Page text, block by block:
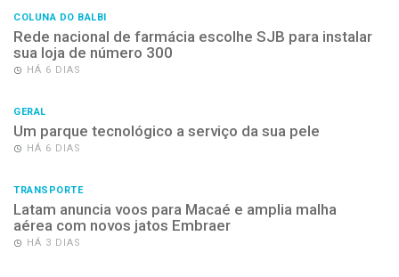
COLUNA DO BALBI
Rede nacional de farmácia escolhe SJB para instalar
sua loja de número 300
HÁ 6 DIAS
GERAL
Um parque tecnológico a serviço da sua pele
HÁ 6 DIAS
TRANSPORTE
Latam anuncia voos para Macaé e amplia malha
aérea com novos jatos Embraer
HÁ 3 DIAS